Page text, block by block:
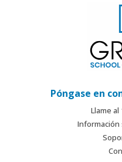
Póngase en
Llame al